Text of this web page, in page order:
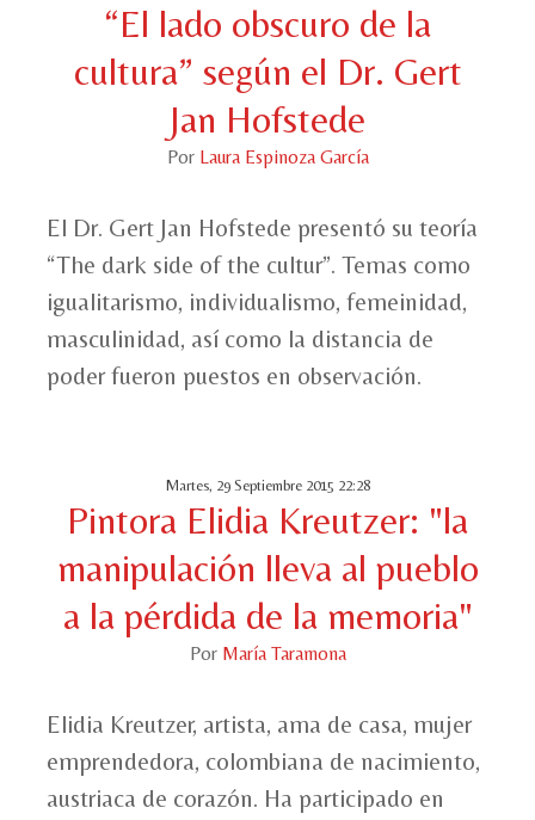
“El lado obscuro de la
cultura” según el Dr. Gert
Jan Hofstede
Por Laura Espinoza García
El Dr. Gert Jan Hofstede presentó su teoría
“The dark side of the cultur”. Temas como
igualitarismo, individualismo, femeinidad,
masculinidad, así como la distancia de
poder fueron puestos en observación.
Martes, 29 Septiembre 2015 22:28
Pintora Elidia Kreutzer: "la
manipulación lleva al pueblo
a la pérdida de la memoria"
Por María Taramona
Elidia Kreutzer, artista, ama de casa, mujer
emprendedora, colombiana de nacimiento,
austriaca de corazón. Ha participado en